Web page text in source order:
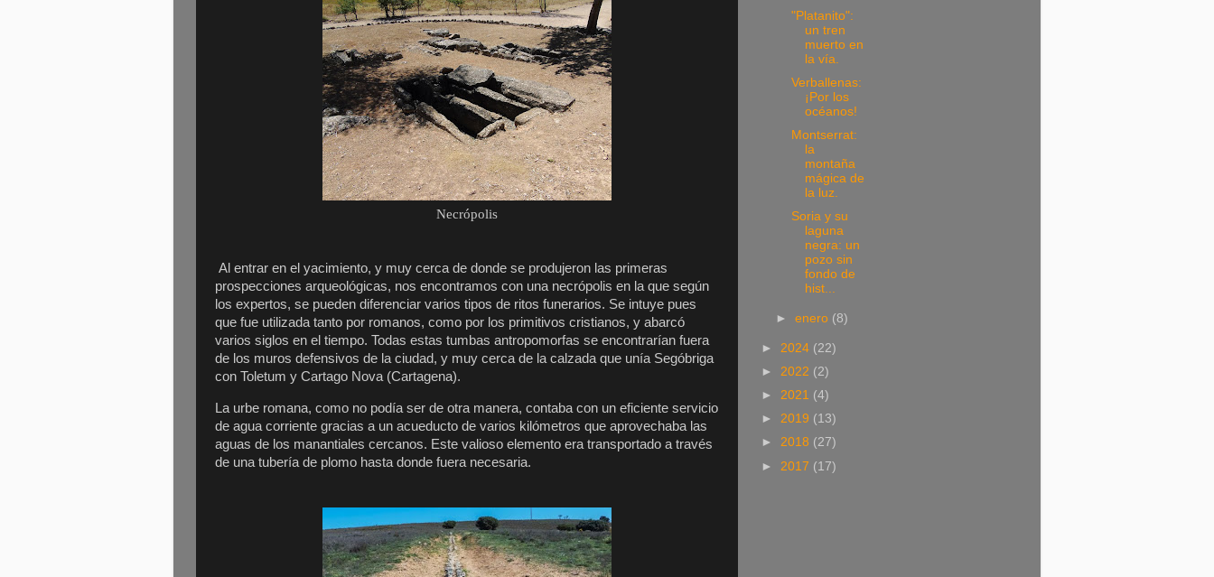
Necrópolis
Al entrar en el yacimiento, y muy cerca de donde se produjeron las primeras
prospecciones arqueológicas, nos encontramos con una necrópolis en la que según
los expertos, se pueden diferenciar varios tipos de ritos funerarios. Se intuye pues
que fue utilizada tanto por romanos, como por los primitivos cristianos, y abarcó
varios siglos en el tiempo. Todas estas tumbas antropomorfas se encontrarían fuera
de los muros defensivos de la ciudad, y muy cerca de la calzada que unía Segóbriga
con Toletum y Cartago Nova (Cartagena).
La urbe romana, como no podía ser de otra manera, contaba con un eficiente servicio
de agua corriente gracias a un acueducto de varios kilómetros que aprovechaba las
aguas de los manantiales cercanos. Este valioso elemento era transportado a través
de una tubería de plomo hasta donde fuera necesaria.
"Platanito":
un tren
muerto en
la vía.
Verballenas:
¡Por los
océanos!
Montserrat:
la
montaña
mágica de
la luz.
Soria y su
laguna
negra: un
pozo sin
fondo de
hist...
►enero (8)
► 2024 (22)
► 2022 (2)
► 2021 (4)
► 2019 (13)
► 2018 (27)
► 2017 (17)